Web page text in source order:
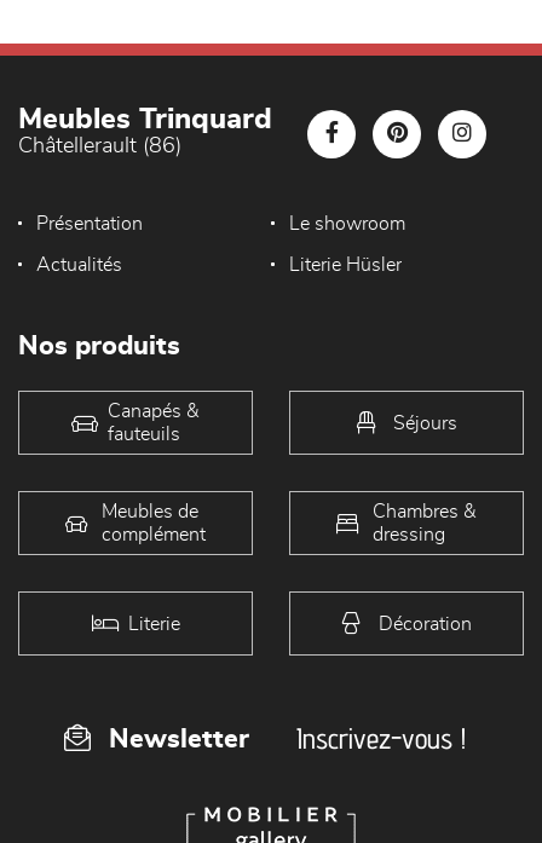
Meubles Trinquard
Châtellerault (86)
Présentation Le showroom
Actualités Literie Hüsler
Nos produits
Canapés &
fauteuils
Séjours
Meubles de
complément
Chambres &
dressing
Literie Décoration
Newsletter Inscrivez-vous !